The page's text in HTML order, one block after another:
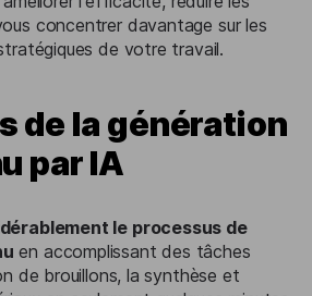
concentrer davantage sur les
de votre travail.
de la génération
par IA
le processus de
en accomplissant des tâches
de brouillons, la synthèse et